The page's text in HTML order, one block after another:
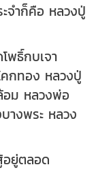
จำก็คือ หลวงปู่
พธิ์กบเจา
กทอง หลวงปู่
อม หลวงพ่อ
างพระ หลวง
อยู่ตลอด